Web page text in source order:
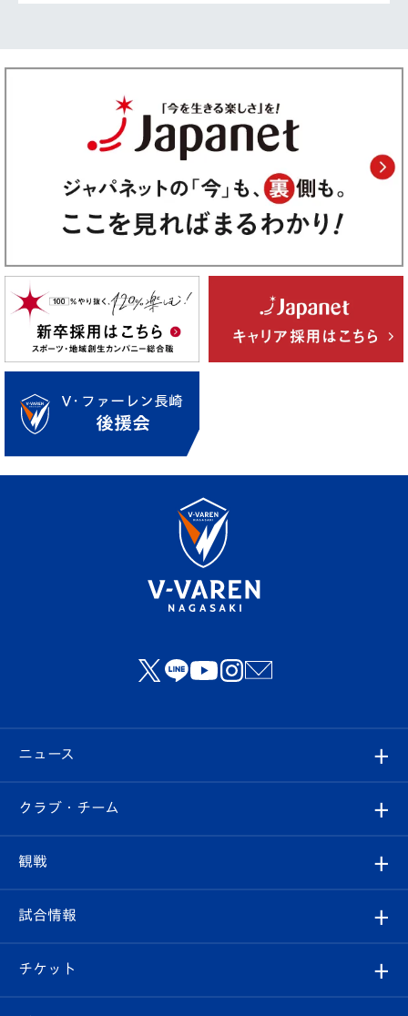
ニュース
すべて
クラブ
試合情報
クラブ・チーム
クラブ概要
エンブレム紹介
観戦
観戦ルール
はじめての観戦ガイド
試合情報
試合日程/結果
チケット